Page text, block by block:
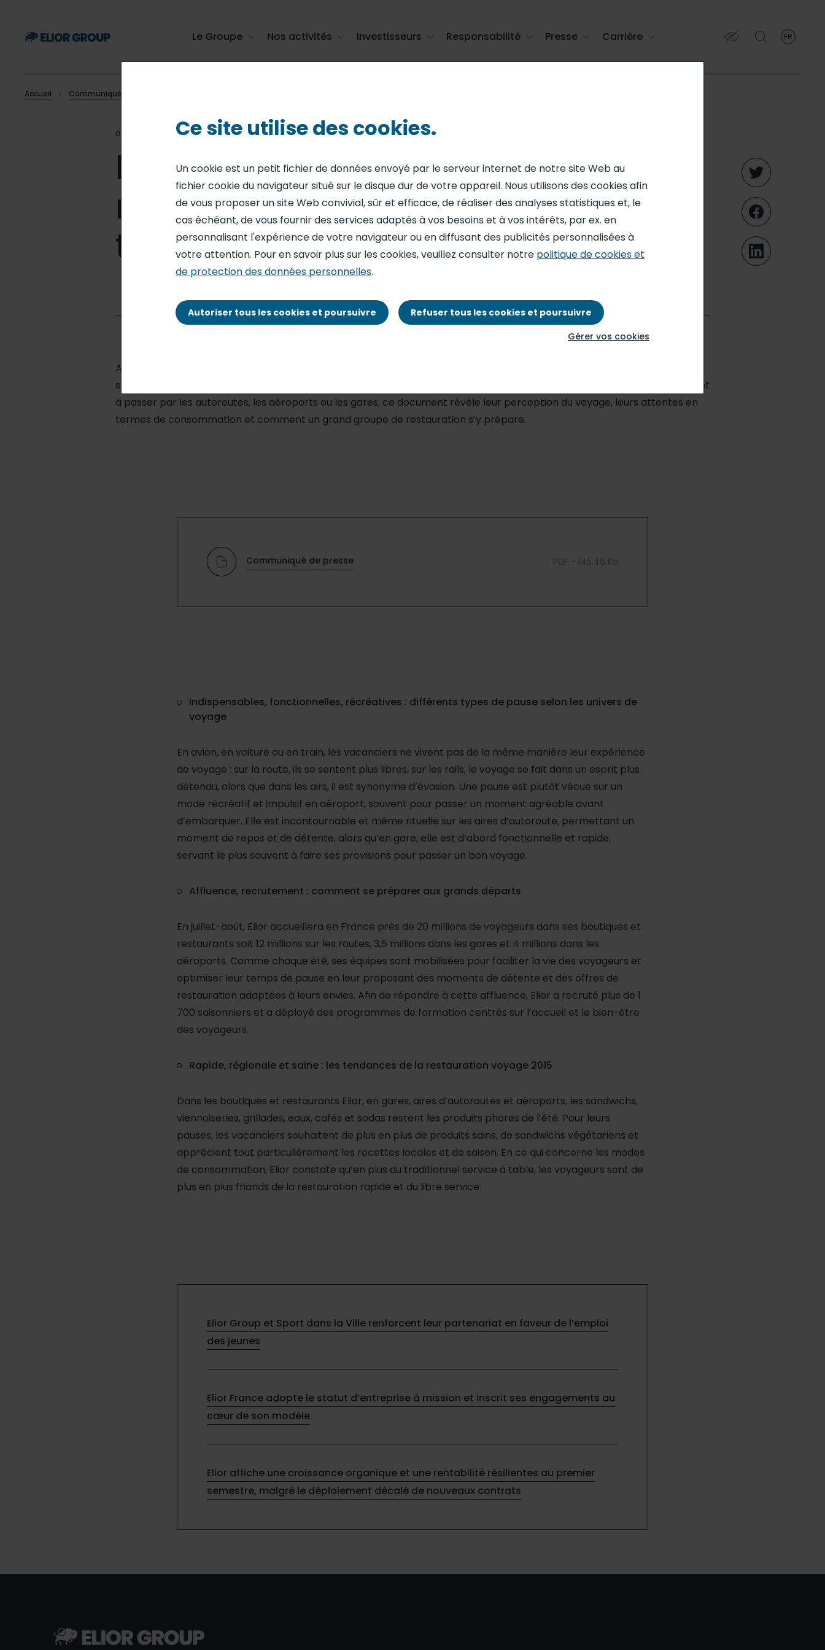
principal Le Groupe Nos activités Investisseurs Responsabilité Presse Carrière FR
French
Accueil Communiqués de presse
02 JUIL 15 COMMUNICATION
Départs en vacances - La pause
restauration : plaisir, business,
tendances
A la veille des grands départs en vacances, Elior publie une infographie sur les grandes tendances de consommation au
sein des différents univers du voyage. Moment essentiel du trajet : la pause. Alors que des millions de voyageurs s’apprêtent
à passer par les autoroutes, les aéroports ou les gares, ce document révèle leur perception du voyage, leurs attentes en
termes de consommation et comment un grand groupe de restauration s’y prépare.
Communiqué de presse PDF - 145.46 Ko
Indispensables, fonctionnelles, récréatives : différents types de pause selon les univers de
voyage
En avion, en voiture ou en train, les vacanciers ne vivent pas de la même manière leur expérience
de voyage : sur la route, ils se sentent plus libres, sur les rails, le voyage se fait dans un esprit plus
détendu, alors que dans les airs, il est synonyme d’évasion. Une pause est plutôt vécue sur un
mode récréatif et impulsif en aéroport, souvent pour passer un moment agréable avant
d’embarquer. Elle est incontournable et même rituelle sur les aires d’autoroute, permettant un
moment de repos et de détente, alors qu’en gare, elle est d’abord fonctionnelle et rapide,
servant le plus souvent à faire ses provisions pour passer un bon voyage.
Affluence, recrutement : comment se préparer aux grands départs
En juillet-août, Elior accueillera en France près de 20 millions de voyageurs dans ses boutiques et
restaurants soit 12 millions sur les routes, 3,5 millions dans les gares et 4 millions dans les
aéroports. Comme chaque été, ses équipes sont mobilisées pour faciliter la vie des voyageurs et
optimiser leur temps de pause en leur proposant des moments de détente et des offres de
restauration adaptées à leurs envies. Afin de répondre à cette affluence, Elior a recruté plus de 1
700 saisonniers et a déployé des programmes de formation centrés sur l’accueil et le bien-être
des voyageurs.
Rapide, régionale et saine : les tendances de la restauration voyage 2015
Dans les boutiques et restaurants Elior, en gares, aires d’autoroutes et aéroports, les sandwichs,
viennoiseries, grillades, eaux, cafés et sodas restent les produits phares de l’été. Pour leurs
pauses, les vacanciers souhaitent de plus en plus de produits sains, de sandwichs végétariens et
apprécient tout particulièrement les recettes locales et de saison. En ce qui concerne les modes
de consommation, Elior constate qu’en plus du traditionnel service à table, les voyageurs sont de
plus en plus friands de la restauration rapide et du libre service.
Elior Group et Sport dans la Ville renforcent leur partenariat en faveur de l’emploi
des jeunes
Elior France adopte le statut d’entreprise à mission et inscrit ses engagements au
cœur de son modèle
Elior affiche une croissance organique et une rentabilité résilientes au premier
semestre, malgré le déploiement décalé de nouveaux contrats
Ce site utilise des cookies.
Un cookie est un petit fichier de données envoyé par le serveur internet de notre site Web au
fichier cookie du navigateur situé sur le disque dur de votre appareil. Nous utilisons des cookies afin
de vous proposer un site Web convivial, sûr et efficace, de réaliser des analyses statistiques et, le
cas échéant, de vous fournir des services adaptés à vos besoins et à vos intérêts, par ex. en
personnalisant l'expérience de votre navigateur ou en diffusant des publicités personnalisées à
votre attention. Pour en savoir plus sur les cookies, veuillez consulter notre politique de cookies et
de protection des données personnelles.
Autoriser tous les cookies et poursuivre
Refuser tous les cookies et poursuivre
Gérer vos cookies